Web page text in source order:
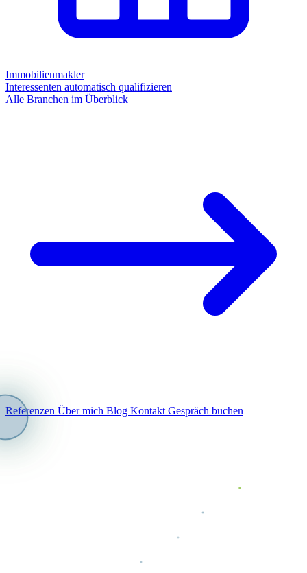
Immobilienmakler
Interessenten automatisch qualifizieren
Alle Branchen im Überblick
Referenzen Über mich Blog Kontakt Gespräch buchen